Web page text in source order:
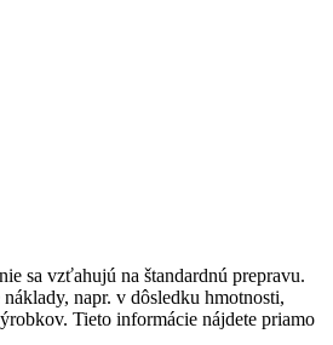
sa vzťahujú na štandardnú prepravu.
napr. v dôsledku hmotnosti,
Tieto informácie nájdete priamo